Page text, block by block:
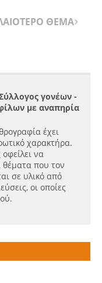
ΘΕΜΑ
γονέων -
με αναπηρία
έχει
χαρακτήρα.
να
θέματα που τον
σε υλικό από
οι οποίες